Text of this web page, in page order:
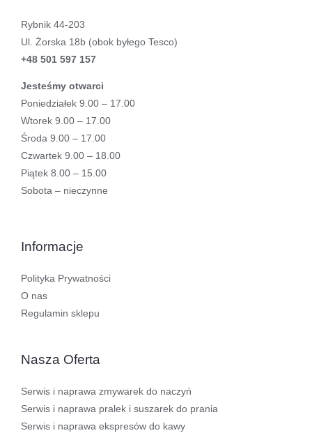
Rybnik 44-203
Ul. Żorska 18b (obok byłego Tesco)
+48 501 597 157
Jesteśmy otwarci
Poniedziałek 9.00 – 17.00
Wtorek 9.00 – 17.00
Środa 9.00 – 17.00
Czwartek 9.00 – 18.00
Piątek 8.00 – 15.00
Sobota – nieczynne
Informacje
Polityka Prywatności
O nas
Regulamin sklepu
Nasza Oferta
Serwis i naprawa zmywarek do naczyń
Serwis i naprawa pralek i suszarek do prania
Serwis i naprawa ekspresów do kawy